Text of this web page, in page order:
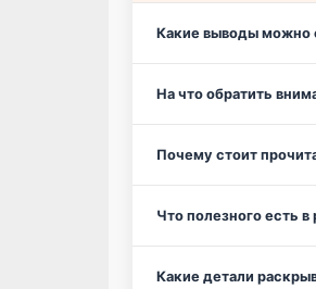
Какие выводы можно
На что обратить
Почему стоит
Что полезного есть
Какие детали